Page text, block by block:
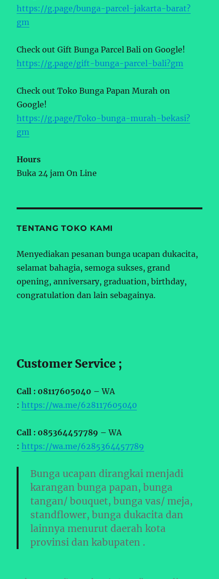
https://g.page/bunga-parcel-jakarta-barat?
gm
Check out Gift Bunga Parcel Bali on Google!
https://g.page/gift-bunga-parcel-bali?gm
Check out Toko Bunga Papan Murah on
Google!
https://g.page/Toko-bunga-murah-bekasi?
gm
Hours
Buka 24 jam On Line
TENTANG TOKO KAMI
Menyediakan pesanan bunga ucapan dukacita,
selamat bahagia, semoga sukses, grand
opening, anniversary, graduation, birthday,
congratulation dan lain sebagainya.
Customer Service ;
Call : 08117605040 –WA
:https://wa.me/628117605040
Call : 085364457789 –WA
:https://wa.me/6285364457789
Bunga ucapan dirangkai menjadi
karangan bunga papan, bunga
tangan/ bouquet, bunga vas/ meja,
standflower, bunga dukacita dan
lainnya menurut daerah kota
provinsi dan kabupaten .